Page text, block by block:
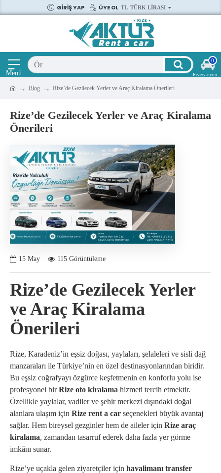
GIRIŞ YAP ÜYE OL TL TÜRK LIRASI
0
Blog Rize’de Gezilecek Yerler ve Araç Kiralama Önerileri
Rize’de Gezilecek Yerler ve Araç Kiralama
Önerileri
15 May 115 Görüntüleme
Rize’de Gezilecek Yerler
ve Araç Kiralama
Önerileri
Rize, Karadeniz’in eşsiz doğası, yaylaları, şelaleleri ve sisli dağ
manzaraları ile Türkiye’nin en özel destinasyonlarından biridir.
Bu eşsiz coğrafyayı özgürce keşfetmenin en konforlu yolu ise
profesyonel birRize oto kiralama hizmeti tercih etmektir.
Özellikle yaylalar, vadiler ve şehir merkezi dışındaki doğal
alanlara ulaşım için Rize rent a car seçenekleri büyük avantaj
sağlar. Hem bireysel gezginler hem de aileler için Rize araç
kiralama, zamandan tasarruf ederek daha fazla yer görme
imkânı sunar.
Rize’ye uçakla gelen ziyaretçiler için havalimanı transfer